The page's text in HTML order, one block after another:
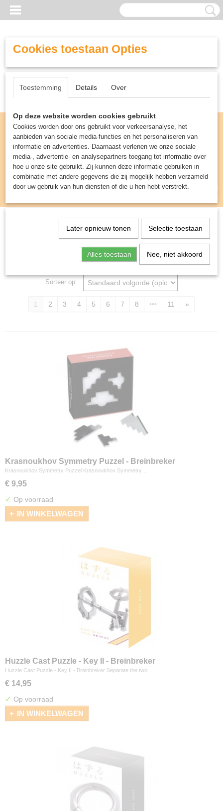
Inloggen Registreren
UW WINKELWAGEN
(0)
Spellen & Puzzels> Breinbrekers
Sorteer op:
1 2 3 4 5 6 7 8 ••• 11 »
Krasnoukhov Symmetry Puzzel - Breinbreker
Krasnoukhov Symmetry Puzzel Krasnoukhov Symmetry…
€ 9,95
✓ Op voorraad
IN WINKELWAGEN
Huzzle Cast Puzzle - Key II - Breinbreker
Huzzle Cast Puzzle - Key II - Breinbreker Separate the two…
€ 14,95
✓ Op voorraad
IN WINKELWAGEN
Cookies toestaan Opties
Toestemming Details Over
Op deze website worden cookies gebruikt
Cookies worden door ons gebruikt voor verkeersanalyse, het
aanbieden van sociale media-functies en het personaliseren van
informatie en advertenties. Daarnaast verlenen we onze sociale
media-, advertentie- en analysepartners toegang tot informatie over
hoe u onze site gebruikt. Zij kunnen deze informatie gebruiken in
combinatie met andere gegevens die zij mogelijk hebben verzameld
door uw gebruik van hun diensten of die u hen hebt verstrekt.
Later opnieuw tonen Selectie toestaan
Alles toestaan Nee, niet akkoord